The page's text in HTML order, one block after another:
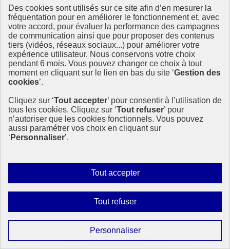
Sans objet
Comment le projet contribue-t-il à l’amélioration de l’état des
masses d’eau marines et côtières ?
Traité
En cours
A faire
Sans objet
Comment le projet contribue-t-il à l’amélioration de l’état des
masses d’eau souterraines (nappes phréatiques, etc..) ?
Des cookies sont utilisés sur ce site afin d’en mesurer la
fréquentation pour en améliorer le fonctionnement et, avec
votre accord, pour évaluer la performance des campagnes
de communication ainsi que pour proposer des contenus
tiers (vidéos, réseaux sociaux...) pour améliorer votre
expérience utilisateur. Nous conservons votre choix
pendant 6 mois. Vous pouvez changer ce choix à tout
moment en cliquant sur le lien en bas du site ‘Gestion des
cookies’.
Cliquez sur ‘Tout accepter’ pour consentir à l’utilisation de
tous les cookies. Cliquez sur ‘Tout refuser’ pour
n’autoriser que les cookies fonctionnels. Vous pouvez
aussi paramétrer vos choix en cliquant sur
‘ Personnaliser’.
Tout accepterAutoriser
tous
Tout refuserInterdire
tous
PersonnaliserParamétrer
les